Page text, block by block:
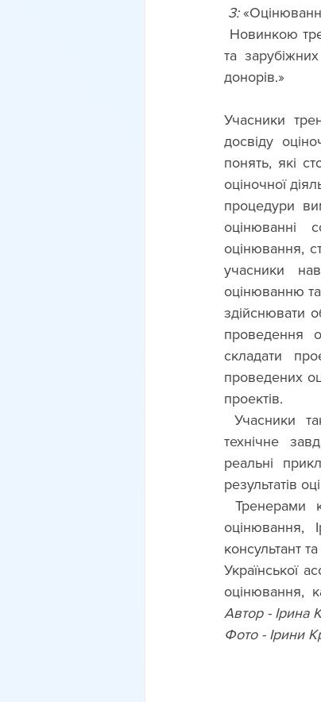
3:
Новинкою
та
донорів.»
Учасники
досвіду
понять, які
оціночної
процедури
оцінюванні
оцінювання,
учасники
оцінюванню
здійснювати
проведення
складати
проведених
проектів.
Учасники також мали можливість отримати практичні навички, зокрема, скласти
технічне
реальні
результатів
оцінювання,
консультант
Української
оцінювання,
Автор - Ірина
Фото - Ірини